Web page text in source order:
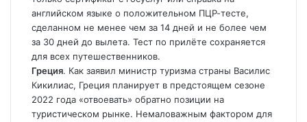
английском языке о положительном ПЦР-тесте,
сделанном не менее чем за 14 дней и не более чем
за 30 дней до вылета. Тест по прилёте сохраняется
для всех путешественников.
Греция. Как заявил министр туризма страны Василис
Кикилиас, Греция планирует в предстоящем сезоне
2022 года «отвоевать» обратно позиции на
туристическом рынке. Немаловажным фактором для